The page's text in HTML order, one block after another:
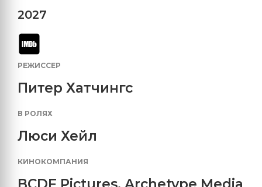
2027
РЕЖИССЕР
Питер Хатчингс
В РОЛЯХ
Люси Хейл
КИНОКОМПАНИЯ